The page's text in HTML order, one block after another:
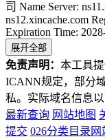
司 Name Server:
ns12.xincache.com
Expiration Time:
展开全部
免责声明： 本工具
ICANN规定，部分
私。实际域名信息
最新查询 网站地图
提交 026分类目录网